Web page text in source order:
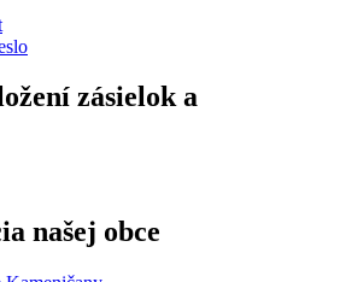
zásielok a
našej obce